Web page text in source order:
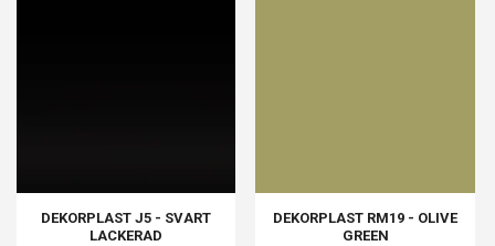
DEKORPLAST J5 - SVART
LACKERAD
DEKORPLAST RM19 - OLIVE
GREEN